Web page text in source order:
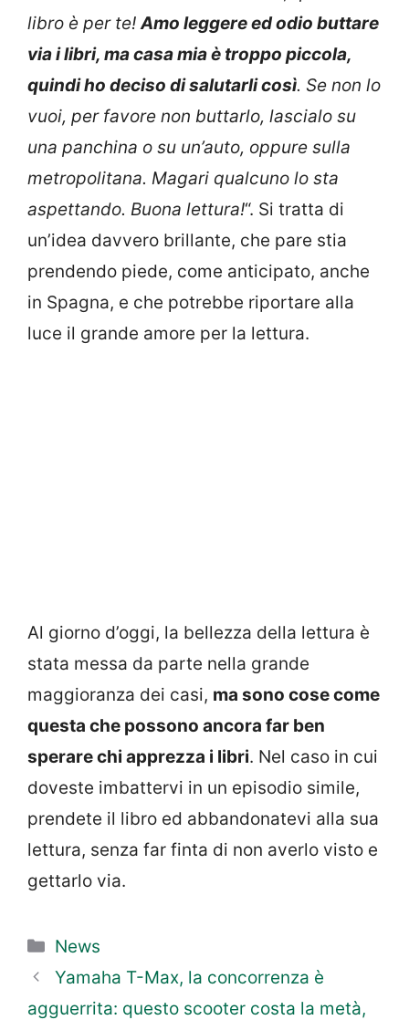
libro è per te!Amo leggere ed odio buttare
via i libri, ma casa mia è troppo piccola,
quindi ho deciso di salutarli così. Se non lo
vuoi, per favore non buttarlo, lascialo su
una panchina o su un’auto, oppure sulla
metropolitana. Magari qualcuno lo sta
aspettando. Buona lettura!“. Si tratta di
un’idea davvero brillante, che pare stia
prendendo piede, come anticipato, anche
in Spagna, e che potrebbe riportare alla
luce il grande amore per la lettura.
Al giorno d’oggi, la bellezza della lettura è
stata messa da parte nella grande
maggioranza dei casi, ma sono cose come
questa che possono ancora far ben
sperare chi apprezza i libri. Nel caso in cui
doveste imbattervi in un episodio simile,
prendete il libro ed abbandonatevi alla sua
lettura, senza far finta di non averlo visto e
gettarlo via.
Categorie
News
Yamaha T-Max, la concorrenza è
agguerrita: questo scooter costa la metà,